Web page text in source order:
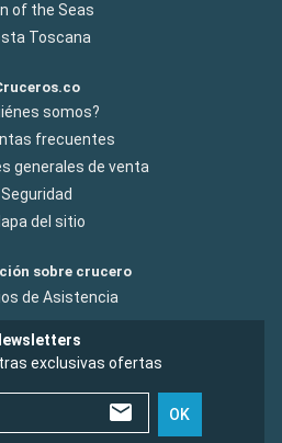
of the Seas
Toscana
somos?
frecuentes
generales de venta
Seguridad
del sitio
sobre crucero
de Asistencia
exclusivas ofertas
OK